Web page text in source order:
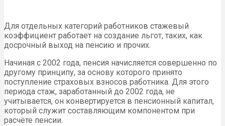
Для отдельных категорий работников стажевый
коэффициент работает на создание льгот, таких, как
досрочный выход на пенсию и прочих.
Начиная с 2002 года, пенсия начисляется совершенно по
другому принципу, за основу которого принято
поступление страховых взносов работника. Для этого
периода стаж, заработанный до 2002 года, не
учитывается, он конвертируется в пенсионный капитал,
который служит составляющим компонентом при
расчёте пенсии.